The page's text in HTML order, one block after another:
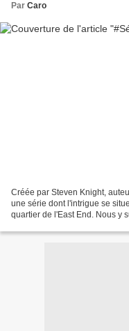
Par Caro
Créée par Steven Knight,
une série dont l'intrigue se
quartier de l'East End. Nous y